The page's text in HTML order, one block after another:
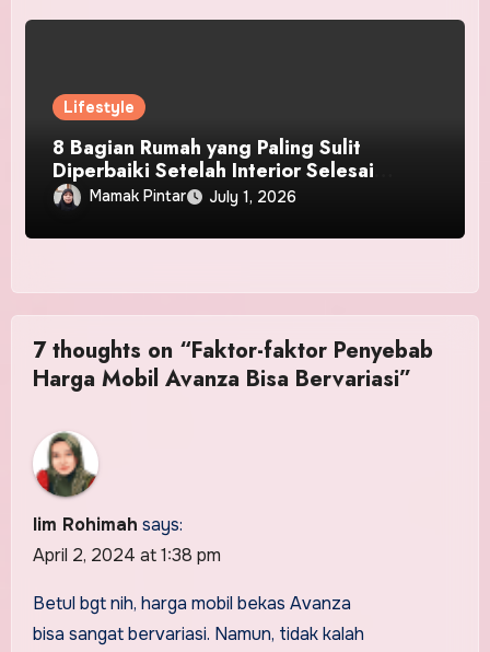
Lifestyle
8 Bagian Rumah yang Paling Sulit
Diperbaiki Setelah Interior Selesai
Dipasang
Mamak Pintar July 1, 2026
7 thoughts on “Faktor-faktor Penyebab
Harga Mobil Avanza Bisa Bervariasi”
Iim Rohimah says:
April 2, 2024 at 1:38 pm
Betul bgt nih, harga mobil bekas Avanza
bisa sangat bervariasi. Namun, tidak kalah